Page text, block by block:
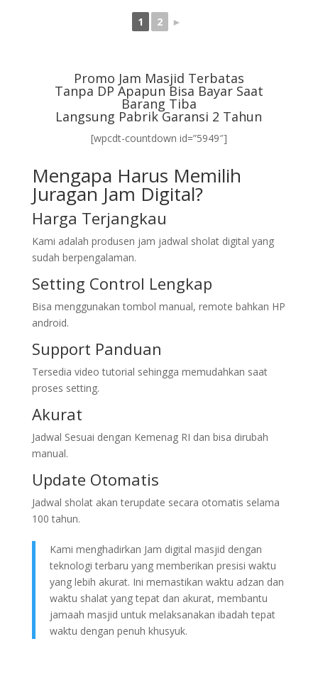
1 2 ►
Promo Jam Masjid Terbatas
Tanpa DP Apapun Bisa Bayar Saat
Barang Tiba
Langsung Pabrik Garansi 2 Tahun
[wpcdt-countdown id=”5949″]
Mengapa Harus Memilih
Juragan Jam Digital?
Harga Terjangkau
Kami adalah produsen jam jadwal sholat digital yang
sudah berpengalaman.
Setting Control Lengkap
Bisa menggunakan tombol manual, remote bahkan HP
android.
Support Panduan
Tersedia video tutorial sehingga memudahkan saat
proses setting.
Akurat
Jadwal Sesuai dengan Kemenag RI dan bisa dirubah
manual.
Update Otomatis
Jadwal sholat akan terupdate secara otomatis selama
100 tahun.
Kami menghadirkan Jam digital masjid dengan
teknologi terbaru yang memberikan presisi waktu
yang lebih akurat. Ini memastikan waktu adzan dan
waktu shalat yang tepat dan akurat, membantu
jamaah masjid untuk melaksanakan ibadah tepat
waktu dengan penuh khusyuk.